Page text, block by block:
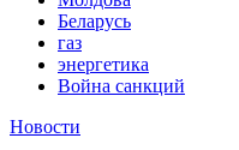
Беларусь
газ
энергетика
Война санкций
Новости